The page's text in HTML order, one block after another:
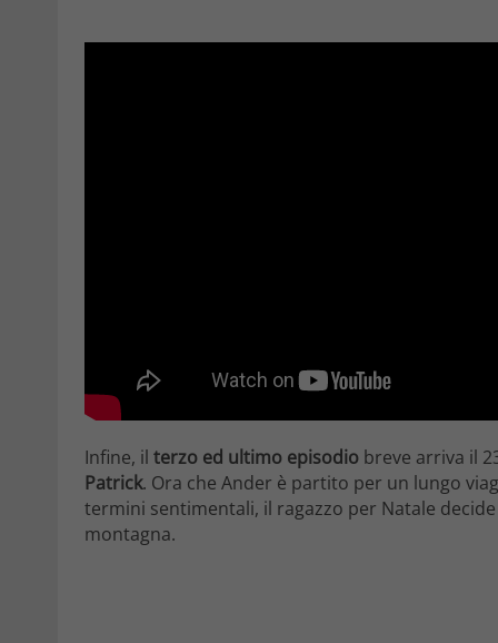
Infine, il terzo ed ultimo episodio breve arriva il
Patrick. Ora che Ander è partito per un lungo
termini sentimentali, il ragazzo per Natale
montagna.